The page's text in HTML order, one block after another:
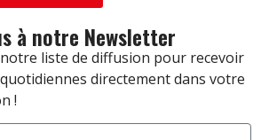
à notre Newsletter
liste de diffusion pour recevoir
directement dans votre
!